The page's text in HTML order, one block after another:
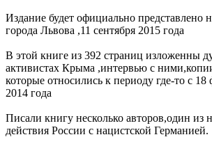
Издание будет официально представлено
города Львова ,11 сентября 2015 года
В этой книге из 392 страниц изложенны
активистах Крыма ,интервью с
которые относились к периоду где-то с 18
2014 года
Писали книгу несколько авторов,один из
действия России с нацистской Германией.